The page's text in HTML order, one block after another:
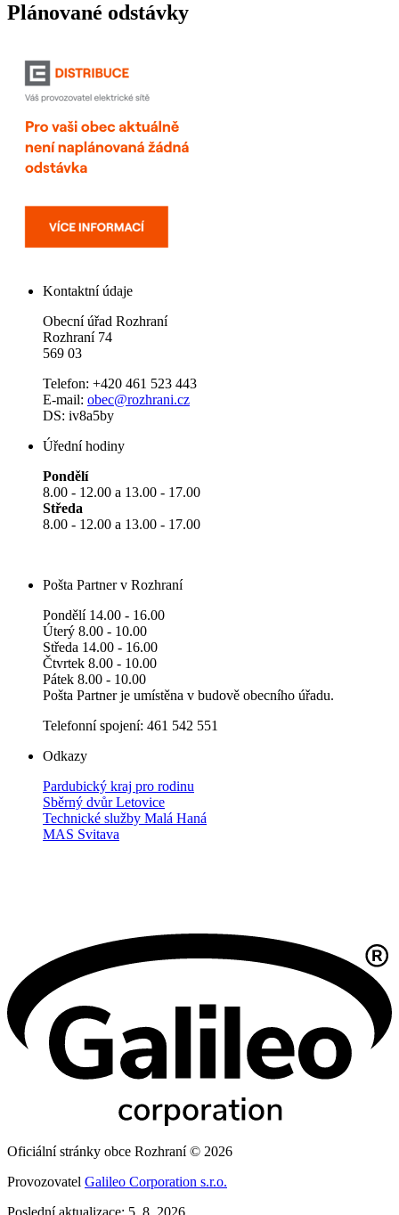
Plánované odstávky
Kontaktní údaje
Obecní úřad Rozhraní
Rozhraní 74
569 03
Telefon: +420 461 523 443
E-mail: obec@rozhrani.cz
DS: iv8a5by
Úřední hodiny
Pondělí
8.00 - 12.00 a 13.00 - 17.00
Středa
8.00 - 12.00 a 13.00 - 17.00
Pošta Partner v Rozhraní
Pondělí 14.00 - 16.00
Úterý 8.00 - 10.00
Středa 14.00 - 16.00
Čtvrtek 8.00 - 10.00
Pátek 8.00 - 10.00
Pošta Partner je umístěna v budově obecního úřadu.
Telefonní spojení: 461 542 551
Odkazy
Pardubický kraj pro rodinu
Sběrný dvůr Letovice
Technické služby Malá Haná
MAS Svitava
Oficiální stránky obce Rozhraní © 2026
Provozovatel Galileo Corporation s.r.o.